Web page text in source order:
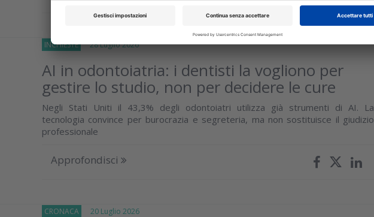
INCHIESTE 28 Luglio 2026
AI in odontoiatria: i dentisti la vogliono per
gestire lo studio, non per decidere le cure
Negli Stati Uniti il 43,3% degli odontoiatri utilizza già strumenti di AI. La
tecnologia convince per burocrazia e segreteria, ma non sostituisce il giudizio
professionale
Approfondisci
CRONACA 20 Luglio 2026